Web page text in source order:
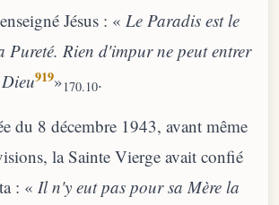
Jésus : « Le Paradis est le
Pureté. Rien d'impur ne peut entrer
919»170.10.
du 8 décembre 1943, avant même
la Sainte Vierge avait confié
: « Il n'y eut pas pour sa Mère la